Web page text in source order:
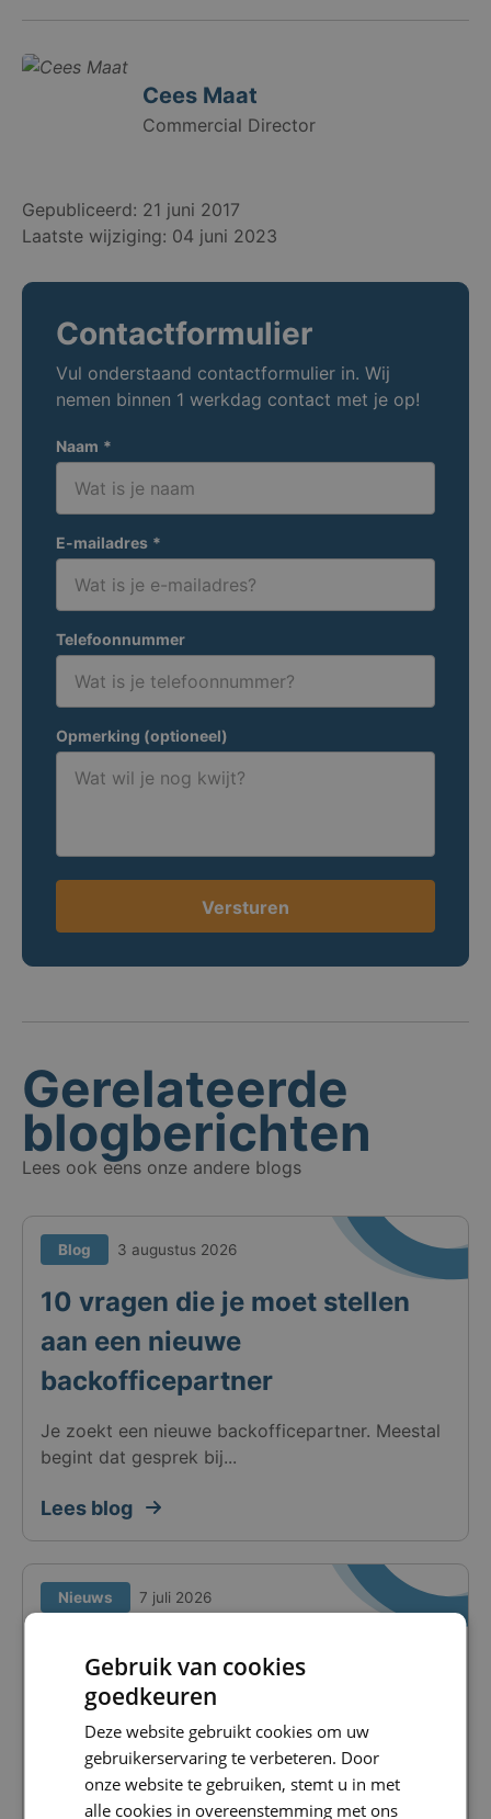
Cees Maat
Commercial Director
Gepubliceerd: 21 juni 2017
Laatste wijziging: 04 juni 2023
Contactformulier
Vul onderstaand contactformulier in. Wij
nemen binnen 1 werkdag contact met je op!
Naam *
E-mailadres *
Telefoonnummer
Opmerking (optioneel)
Versturen
Gerelateerde
blogberichten
Lees ook eens onze andere blogs
Blog 3 augustus 2026
10 vragen die je moet stellen
aan een nieuwe
backofficepartner
Je zoekt een nieuwe backofficepartner. Meestal
begint dat gesprek bij...
Lees blog
Nieuws 7 juli 2026
efficiëntieproject maar een
marge vraagstuk
Je wilt groeien. Meer plaatsingen, grotere
opdrachtgevers, hogere omzet. En...
Gebruik van cookies
goedkeuren
Deze website gebruikt cookies om uw
gebruikerservaring te verbeteren. Door
onze website te gebruiken, stemt u in met
alle cookies in overeenstemming met ons